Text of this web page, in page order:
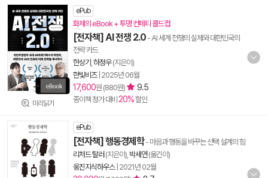
미리읽기
ePub
화제의 eBook + 투명 컨페티 콜드컵
[전자책] AI 전쟁 2.0 - AI 세계 전쟁의 실체와 대한민국의
전략 카드
한상기 하정우(지은이)
한빛비즈| 2025년 06월
17,600원 (880원) 9.5
종이책 정가 대비 20%할인
ePub
[전자책] 행동경제학- 마음과 행동을 바꾸는 선택 설계의 힘
리처드 탈러 (지은이), 박세연(옮긴이)
웅진지식하우스| 2021년 02월